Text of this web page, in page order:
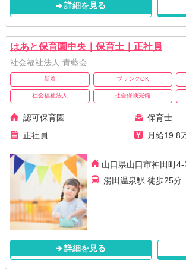
詳細を見る
はあと保育園中央｜保育士｜正社員
社会福祉法人 青藍会
新着 ブランクOK
社会福祉法人 社会保険完備
認可保育園
保育士
正社員
月給19.8
山口県山口市神田町4-
湯田温泉駅 徒歩25分
詳細を見る